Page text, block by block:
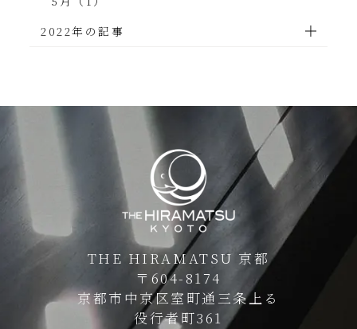
2022年の記事
THE HIRAMATSU 京都
〒604-8174
京都市中京区室町通三条上る
役行者町361